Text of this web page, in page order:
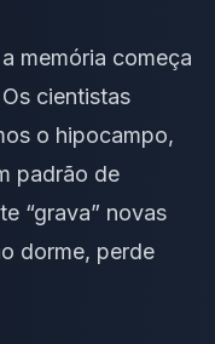
memória começa
cientistas
o hipocampo,
padrão de
“grava” novas
dorme, perde